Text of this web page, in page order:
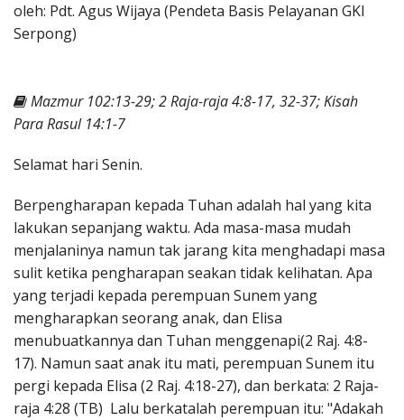
Berita Kegiatan
Materi
Penerbitan
oleh: Pdt. Agus Wijaya (Pendeta Basis Pelayanan GKI
Serpong)
Mazmur 102:13-29; 2 Raja-raja 4:8-17, 32-37; Kisah
Para Rasul 14:1-7
Selamat hari Senin.
Berpengharapan kepada Tuhan adalah hal yang kita
lakukan sepanjang waktu. Ada masa-masa mudah
menjalaninya namun tak jarang kita menghadapi masa
sulit ketika pengharapan seakan tidak kelihatan. Apa
yang terjadi kepada perempuan Sunem yang
mengharapkan seorang anak, dan Elisa
menubuatkannya dan Tuhan menggenapi(2 Raj. 4:8-
17). Namun saat anak itu mati, perempuan Sunem itu
pergi kepada Elisa (2 Raj. 4:18-27), dan berkata: 2 Raja-
raja 4:28 (TB) Lalu berkatalah perempuan itu: "Adakah